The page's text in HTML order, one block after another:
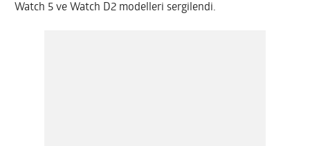
Watch 5 ve Watch D2 modelleri sergilendi.